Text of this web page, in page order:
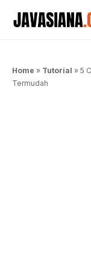
Home » Tutorial » 5
Termudah